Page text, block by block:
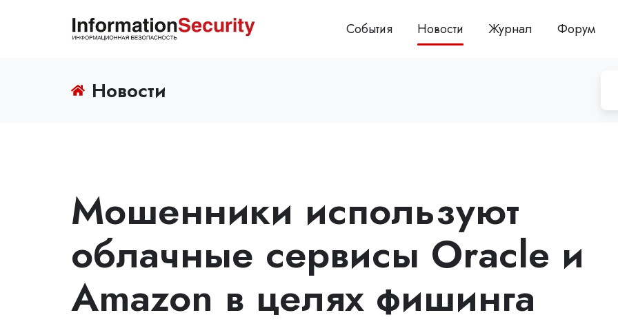
События Новости Журнал Форум
Новости
Мошенники используют
облачные сервисы Oracle и
Amazon в целях фишинга